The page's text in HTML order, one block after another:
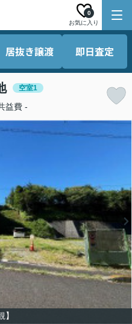
お気に入り
0
居抜き譲渡 即日査定
空室1
益費 -
】